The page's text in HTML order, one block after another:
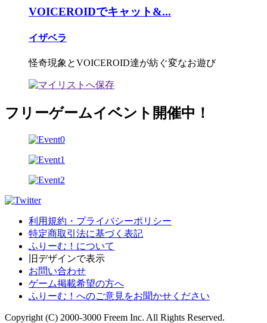
VOICEROIDでキャット&...
イザベラ
怪奇現象とVOICEROID達が紡ぐ変なお遊び
フリーゲームイベント開催中！
利用規約・プライバシーポリシー
特定商取引法に基づく表記
ふりーむ！について
旧デザインで表示
お問い合わせ
ゲーム掲載希望の方へ
ふりーむ！へのご意見をお聞かせください
Copyright (C) 2000-3000 Freem Inc. All Rights Reserved.